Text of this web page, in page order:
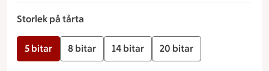
Storlek på tårta
5 bitar 8 bitar 14 bitar 20 bitar